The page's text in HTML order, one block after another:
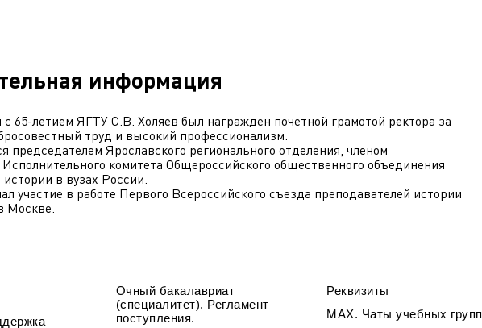
информация
с 65-летием ЯГТУ С.В. Холяев был награжден почетной грамотой ректора за
труд и высокий профессионализм.
председателем Ярославского регионального отделения, членом
Исполнительного комитета Общероссийского общественного объединения
в вузах России.
участие в работе Первого Всероссийского съезда преподавателей истории
Москве.
Очный бакалавриат
(специалитет). Регламент
поступления.
Реквизиты
МАХ. Чаты учебных групп